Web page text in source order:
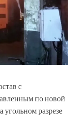
с
по новой
разрезе